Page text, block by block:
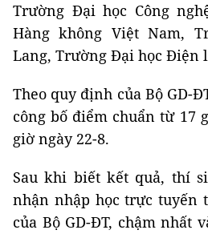
Trường Đại học Công
Hàng không Việt Nam,
Lang, Trường Đại học Điện
Theo quy định của Bộ GD-
công bố điểm chuẩn từ 17
giờ ngày 22-8.
Sau khi biết kết quả, thí
nhận nhập học trực tuyến
của Bộ GD-ĐT, chậm nhất